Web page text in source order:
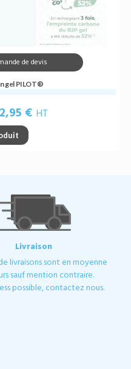
de devis
gel PILOT®
2,95 € HT
Livraison
livraisons sont en moyenne
sauf mention contraire.
possible, contactez nous.